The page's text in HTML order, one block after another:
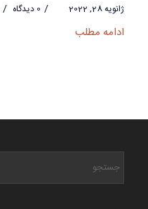
ژانویه 28, 2022 / 0 دیدگاه /
ادامه مطلب